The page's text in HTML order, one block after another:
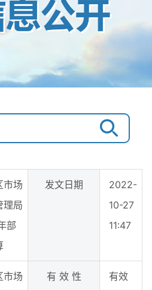
市场
理局
部
发文日期
2022-
10-27
11:47
市场
有 效 性 有效